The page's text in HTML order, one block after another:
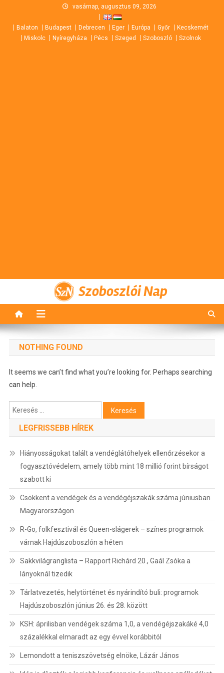
content
vasárnap, augusztus 09, 2026
Balaton Budapest Debrecen Eger Európa Győr
Kecskemét
Miskolc
Nyíregyháza Pécs Szeged Szoboszló Szolnok
Szoboszlói Nap
NOTHING FOUND
It seems we can’t find what you’re looking for. Perhaps searching
can help.
Keresés:
LEGFRISSEBB HÍREK
Hiányosságokat talált a vendéglátóhelyek ellenőrzésekor a
fogyasztóvédelem, amely több mint 18 millió forint bírságot
szabott ki
Csökkent a vendégek és a vendégéjszakák száma júniusban
Magyarországon
R-Go, folkfesztivál és Queen-slágerek – színes programok
várnak Hajdúszoboszlón a héten
Sakkvilágranglista – Rapport Richárd 20., Gaál Zsóka a
lányoknál tizedik
Tárlatvezetés, helytörténet és nyárindító buli: programok
Hajdúszoboszlón június 26. és 28. között
KSH: áprilisban vendégek száma 1,0, a vendégéjszakáké 4,0
százalékkal elmaradt az egy évvel korábbitól
Lemondott a teniszszövetség elnöke, Lázár János